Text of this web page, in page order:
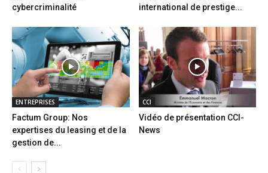
cybercriminalité
international de prestige...
ENTREPRISES
Factum Group: Nos
expertises du leasing et de la
gestion de...
CCI
Vidéo de présentation CCI-
News